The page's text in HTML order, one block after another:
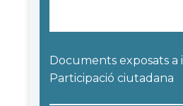
Documents exposats
Participació ciutadana